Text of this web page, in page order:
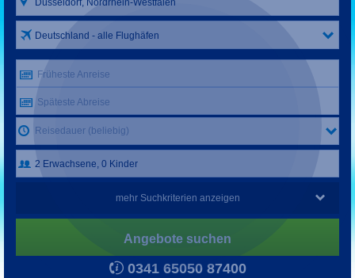
Deutschland - alle Flughäfen
Früheste Anreise
Späteste Abreise
Reisedauer (beliebig)
mehr Suchkriterien anzeigen
Angebote suchen
0341 65050 87400